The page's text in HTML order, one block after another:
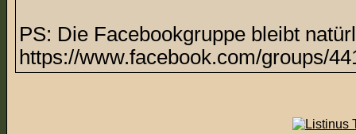
PS: Die Facebookgruppe bleibt
https://www.facebook.com/groups/